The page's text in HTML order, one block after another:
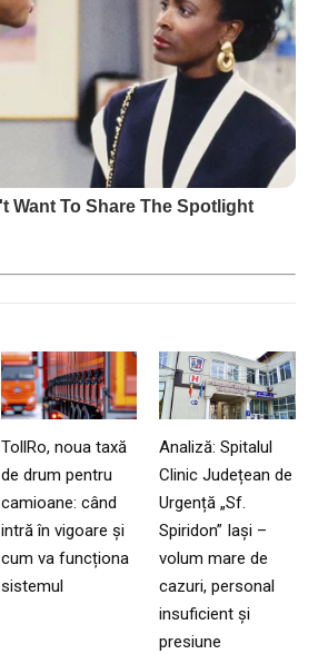
TollRo, noua taxă
de drum pentru
camioane: când
intră în vigoare și
cum va funcționa
sistemul
Analiză: Spitalul
Clinic Județean de
Urgență „Sf.
Spiridon” Iași –
volum mare de
cazuri, personal
insuficient și
presiune